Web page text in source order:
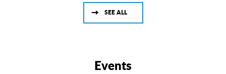
SEE ALL
Events